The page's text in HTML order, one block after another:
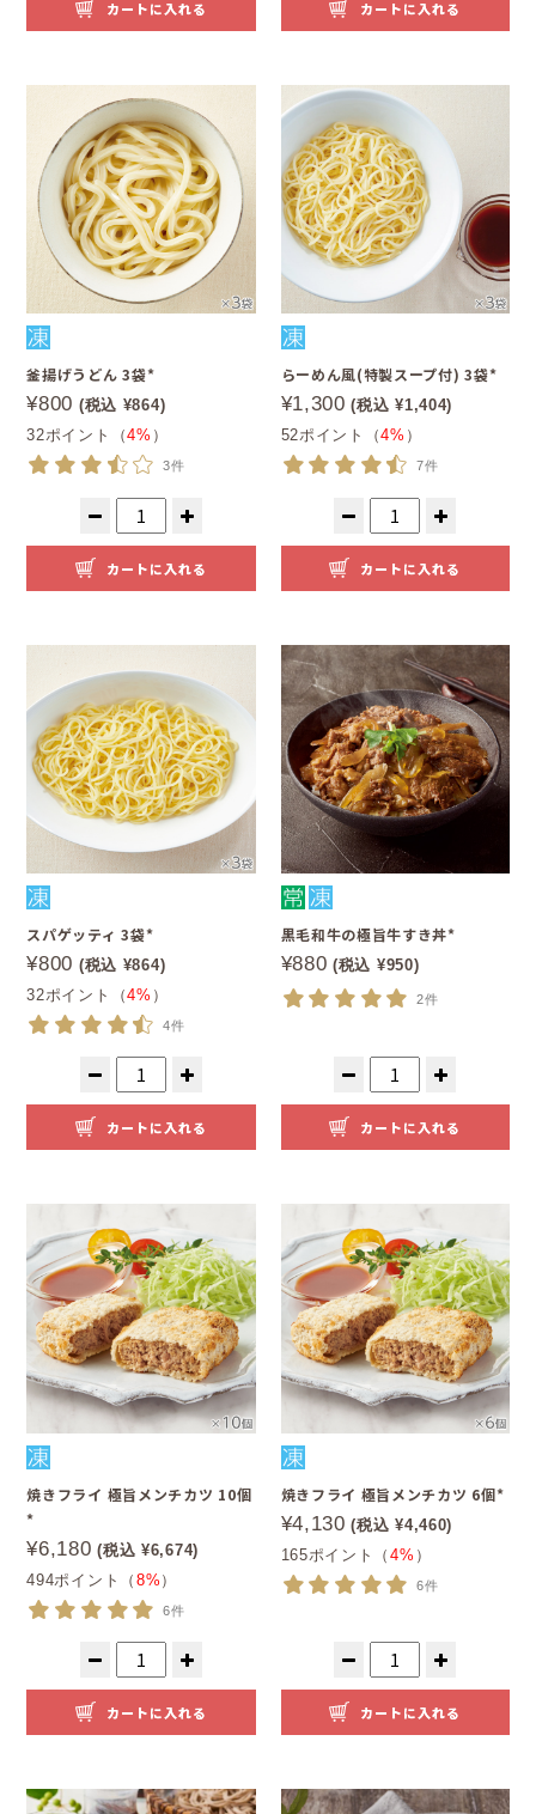
カートに入れる カートに入れる
釜揚げうどん 3袋*
¥800 (税込 ¥864)
32ポイント（4% ）
3件
カートに入れる
らーめん風(特製スープ付) 3袋*
¥1,300 (税込 ¥1,404)
52ポイント（4% ）
7件
カートに入れる
スパゲッティ 3袋*
¥800 (税込 ¥864)
32ポイント（4% ）
4件
カートに入れる
黒毛和牛の極旨牛すき丼*
¥880 (税込 ¥950)
2件
カートに入れる
焼きフライ 極旨メンチカツ 10個
*
¥6,180 (税込 ¥6,674)
494ポイント（ 8% ）
6件
カートに入れる
焼きフライ 極旨メンチカツ 6個*
¥4,130 (税込 ¥4,460)
165ポイント（4% ）
6件
カートに入れる